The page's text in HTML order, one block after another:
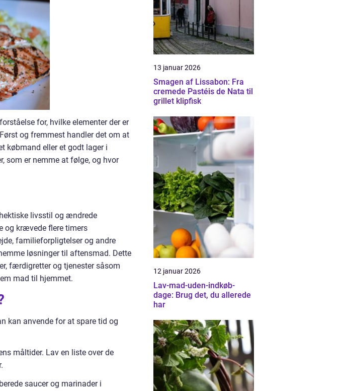
for, hvilke elementer der er
og fremmest handler det om at
købmand eller et godt lager i
som er nemme at følge, og hvor
livsstil og ændrede
og krævede flere timers
familieforpligtelser og andre
løsninger til aftensmad. Dette
færdigretter og tjenester såsom
mad til hjemmet.
kan anvende for at spare tid og
måltider. Lav en liste over de
saucer og marinader i
13 januar 2026
Smagen af Lissabon: Fra
cremede Pastéis de Nata til
grillet klipfisk
12 januar 2026
Lav-mad-uden-indkøb-
dage: Brug det, du allerede
har